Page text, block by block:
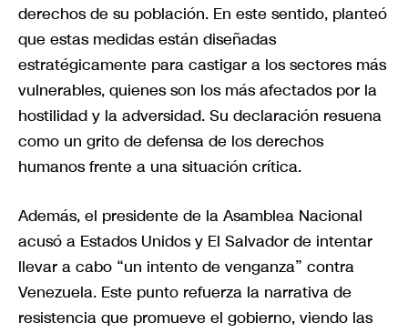
derechos de su población. En este sentido, planteó
que estas medidas están diseñadas
estratégicamente para castigar a los sectores más
vulnerables, quienes son los más afectados por la
hostilidad y la adversidad. Su declaración resuena
como un grito de defensa de los derechos
humanos frente a una situación crítica.
Además, el presidente de la Asamblea Nacional
acusó a Estados Unidos y El Salvador de intentar
llevar a cabo “un intento de venganza” contra
Venezuela. Este punto refuerza la narrativa de
resistencia que promueve el gobierno, viendo las